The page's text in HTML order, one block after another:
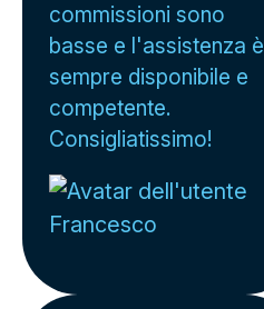
commissioni sono
basse e l'assistenza è
sempre disponibile e
competente.
Consigliatissimo!
Francesco